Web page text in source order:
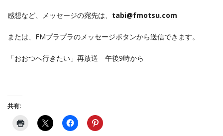
感想など、メッセージの宛先は、 tabi@fmotsu.com
または、FMプラプラのメッセージボタンから送信できます。
「おおつへ行きたい」再放送 午後9時から
共有: